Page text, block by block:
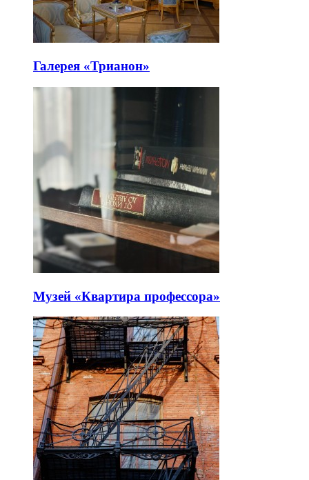
Галерея «Трианон»
Музей «Квартира профессора»